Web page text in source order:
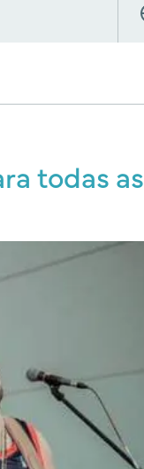
todas as